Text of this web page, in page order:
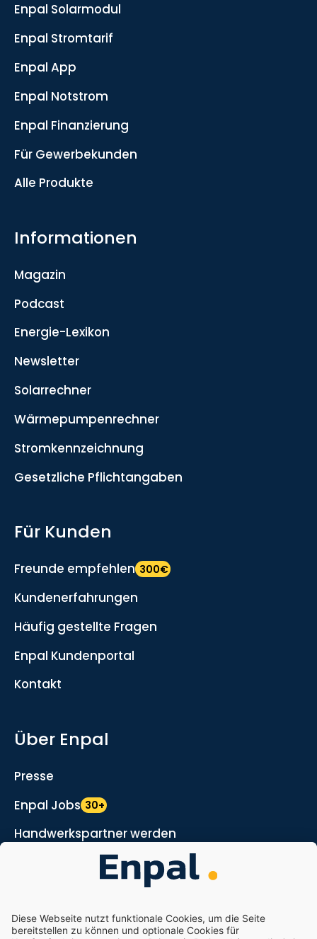
Enpal Solarmodul
Enpal Stromtarif
Enpal App
Enpal Notstrom
Enpal Finanzierung
Für Gewerbekunden
Alle Produkte
Informationen
Magazin
Podcast
Energie-Lexikon
Newsletter
Solarrechner
Wärmepumpenrechner
Stromkennzeichnung
Gesetzliche Pflichtangaben
Für Kunden
Freunde empfehlen 300€
Kundenerfahrungen
Häufig gestellte Fragen
Enpal Kundenportal
Kontakt
Über Enpal
Presse
Enpal Jobs 30+
Handwerkspartner werden
Marketing- und Vertriebspartner werden
Enpal.pro